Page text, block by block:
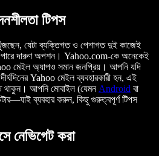
টিপস
যেটা ব্যক্তিগত ও পেশাগত দুই কাজেই
দারুণ অপশন। Yahoo.com-কে অনেকেই
মেইল অ্যাপও সমান জনপ্রিয়। আপনি যদি
Yahoo মেইল ব্যবহারকারী হন, এই
থাকুন। আপনি মোবাইল (যেমনAndroid বা
ব্যবহার করুন, কিছু গুরুত্বপূর্ণ টিপস
নেভিগেট করা